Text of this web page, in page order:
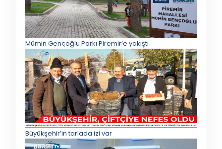
Mümin Gençoğlu Parkı Piremir’e yakıştı
Büyükşehir’in tarlada izi var